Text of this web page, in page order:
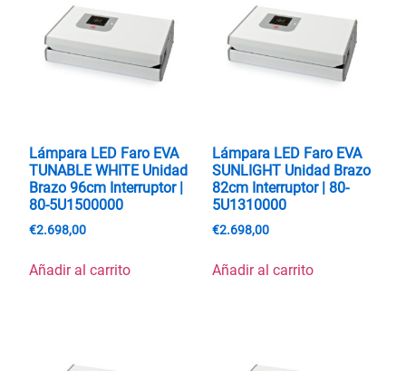
Lámpara LED Faro EVA
TUNABLE WHITE Unidad
Brazo 96cm Interruptor |
80-5U1500000
€2.698,00
Añadir al carrito
Lámpara LED Faro EVA
SUNLIGHT Unidad Brazo
82cm Interruptor | 80-
5U1310000
€2.698,00
Añadir al carrito